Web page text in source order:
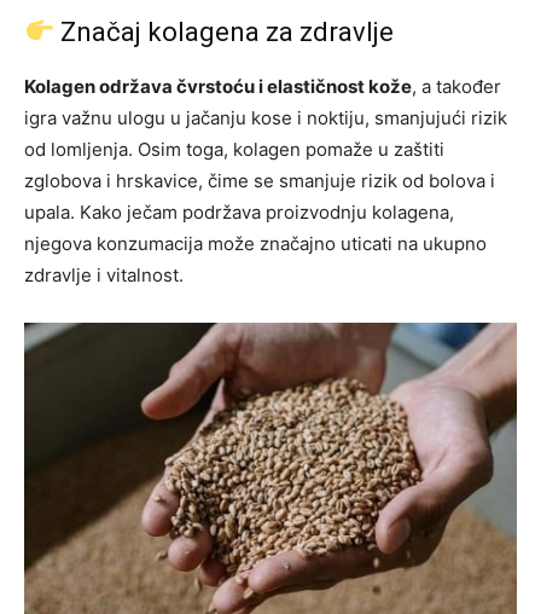
Značaj kolagena za zdravlje
Kolagen održava čvrstoću i elastičnost kože, a također
igra važnu ulogu u jačanju kose i noktiju, smanjujući rizik
od lomljenja. Osim toga, kolagen pomaže u zaštiti
zglobova i hrskavice, čime se smanjuje rizik od bolova i
upala. Kako ječam podržava proizvodnju kolagena,
njegova konzumacija može značajno uticati na ukupno
zdravlje i vitalnost.